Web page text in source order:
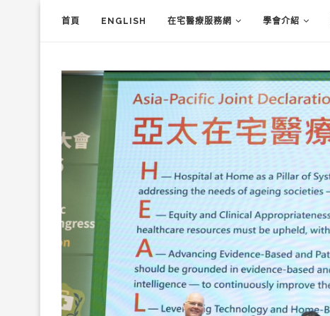
首頁 ENGLISH 在宅醫療服務網 學會介紹